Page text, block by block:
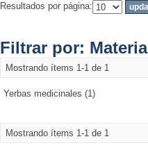
Resultados por página:
Filtrar por: Materia
Mostrando ítems 1-1 de 1
Yerbas medicinales (1)
Mostrando ítems 1-1 de 1